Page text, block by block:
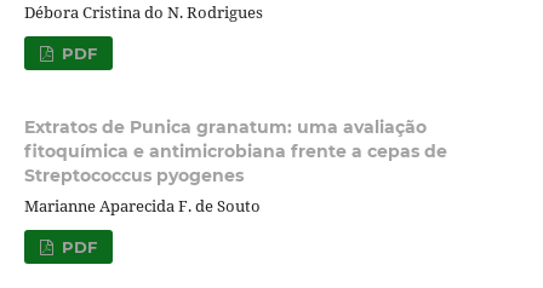
Débora Cristina do N. Rodrigues
PDF
Extratos de Punica granatum: uma avaliação
fitoquímica e antimicrobiana frente a cepas de
Streptococcus pyogenes
Marianne Aparecida F. de Souto
PDF